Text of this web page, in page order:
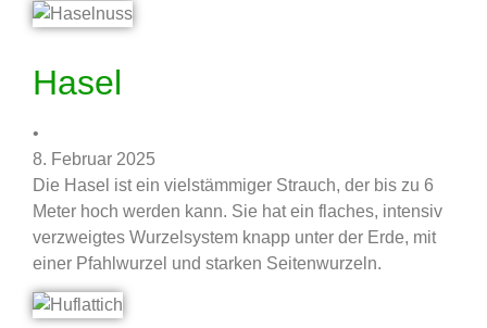
Hasel
•
8. Februar 2025
Die Hasel ist ein vielstämmiger Strauch, der bis zu 6
Meter hoch werden kann. Sie hat ein flaches, intensiv
verzweigtes Wurzelsystem knapp unter der Erde, mit
einer Pfahlwurzel und starken Seitenwurzeln.